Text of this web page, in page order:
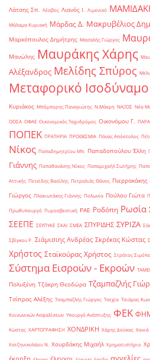
Λάτσης Σπ. Λέσβος Λιανός Ι. Λιμενικό
Μάλαμα Κυριακή Μάρδας Δ. Μακρυβέλιος
Μαρκόπουλος Δημήτρης Μασαλής Γιώργος
Μανώλης Μαυράκης Χάρης
Αλέξανδρος Μελίδης Σπύρος
Μεταφορικό Ισοδύναμο
Κυριάκος Μπόμπορης Παναγιώτης Ν.Μάκρη ΝΑΞΟΣ Νέα
ΟΟΣΑ ΟΦΑΕ Οικονομικός Ταχυδρόμος Οικονόμου Γ.
ΠΟΠΕΚ ΠΡΑΤΗΡΙΑ ΠΡΟΘΕΣΜΙΑ Πάνας Απόστολος
Νίκος Παπαδημητρίου Μπ. Παπαδοπούλου Έλλη
Γιάννης Παπαθανάσης Νίκος Παπαμιχαήλ Σωτήρης
Αττικής Πετκίδης Βασίλης Πετραλιάς Θάνος Πιερρακάκης
Γιώργος Πλακιωτάκης Γιάννης Πολωνία Πούλου Γιώτα
Πρωθυπουργό Πυροσβεστική ΡΑΕ Ροδόπη Ρωσία
ΣΕΕΠΕ ΣΕΥΠΥΚΕ ΣΚΑΙ ΣΜΕΑ ΣΠΥΡΙΔΗΣ ΣΥΡΙΖΑ
Σβίγκου Ρ. Σιάμισιης Ανδρέας Σκρέκας Κώστας
Χρήστος Σταϊκούρας Χρήστος Στράτος
Σύστημα Εισροών - Εκροών
Πολυξένη Τζάκρη Θεοδώρα Τζαμπαζλής
Τσίπρας Αλέξης Τσαμπαζλής Γιώργος Τσεχία Τσιάρας
Κοινωνικών Ασφαλίσεων Υπουργό Ανάπτυξης ΦΕΚ
Κώστας ΧΑΡΤΟΓΡΑΦΗΣΗ ΧΟΝΔΡΙΚΗ Χάρης Δούκας Χανιά
Χατζηνικολάου Ν. Χουρδάκης Μιχαήλ Χρηματιστήριο